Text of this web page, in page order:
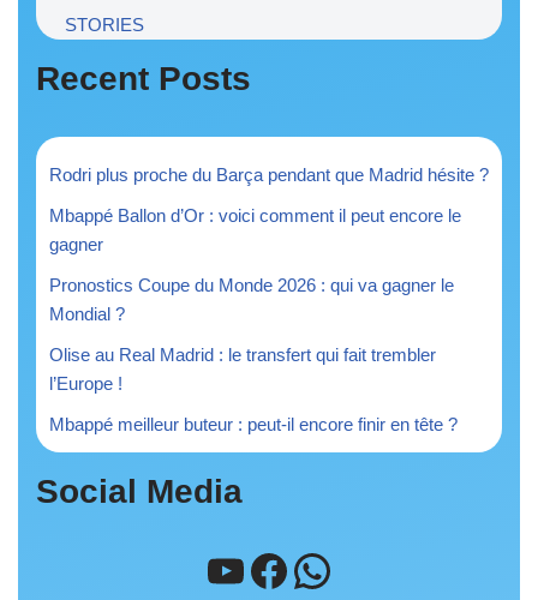
STORIES
Recent Posts
Rodri plus proche du Barça pendant que Madrid hésite ?
Mbappé Ballon d’Or : voici comment il peut encore le
gagner
Pronostics Coupe du Monde 2026 : qui va gagner le
Mondial ?
Olise au Real Madrid : le transfert qui fait trembler
l’Europe !
Mbappé meilleur buteur : peut-il encore finir en tête ?
Social Media